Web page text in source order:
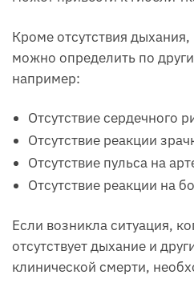
Кроме отсутствия
можно определить по
например:
Отсутствие сердечного
Отсутствие реакции
Отсутствие пульса на
Отсутствие реакции на
Если возникла ситуация,
отсутствует дыхание и
клинической смерти,